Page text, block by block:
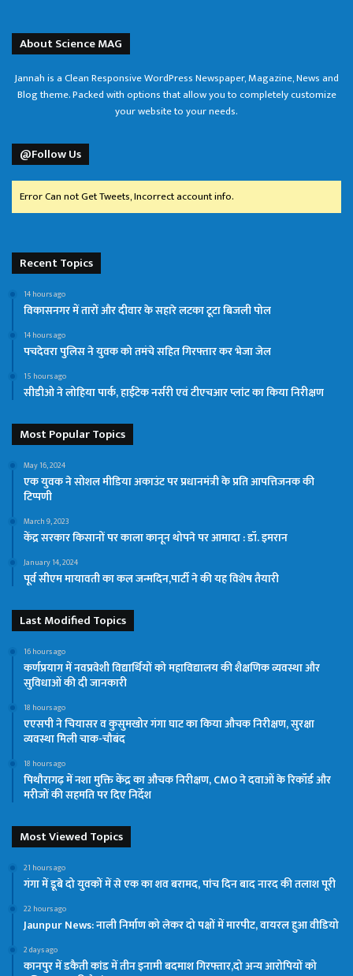
About Science MAG
Jannah is a Clean Responsive WordPress Newspaper, Magazine, News and
Blog theme. Packed with options that allow you to completely customize
your website to your needs.
@Follow Us
Error Can not Get Tweets, Incorrect account info.
Recent Topics
14 hours ago
विकासनगर में तारों और दीवार के सहारे लटका टूटा बिजली पोल
14 hours ago
पचदेवरा पुलिस ने युवक को तमंचे सहित गिरफ्तार कर भेजा जेल
15 hours ago
सीडीओ ने लोहिया पार्क, हाईटेक नर्सरी एवं टीएचआर प्लांट का किया निरीक्षण
Most Popular Topics
May 16, 2024
एक युवक ने सोशल मीडिया अकाउंट पर प्रधानमंत्री के प्रति आपत्तिजनक की
टिप्पणी
March 9, 2023
केंद्र सरकार किसानों पर काला कानून थोपने पर आमादा : डॉ. इमरान
January 14, 2024
पूर्व सीएम मायावती का कल जन्मदिन,पार्टी ने की यह विशेष तैयारी
Last Modified Topics
16 hours ago
कर्णप्रयाग में नवप्रवेशी विद्यार्थियों को महाविद्यालय की शैक्षणिक व्यवस्था और
सुविधाओं की दी जानकारी
18 hours ago
एएसपी ने चियासर व कुसुमखोर गंगा घाट का किया औचक निरीक्षण, सुरक्षा
व्यवस्था मिली चाक-चौबंद
18 hours ago
पिथौरागढ़ में नशा मुक्ति केंद्र का औचक निरीक्षण, CMO ने दवाओं के रिकॉर्ड और
मरीजों की सहमति पर दिए निर्देश
Most Viewed Topics
21 hours ago
गंगा में डूबे दो युवकों में से एक का शव बरामद, पांच दिन बाद नारद की तलाश पूरी
22 hours ago
Jaunpur News: नाली निर्माण को लेकर दो पक्षों में मारपीट, वायरल हुआ वीडियो
2 days ago
कानपुर में डकैती कांड में तीन इनामी बदमाश गिरफ्तार,दो अन्य आरोपियों को